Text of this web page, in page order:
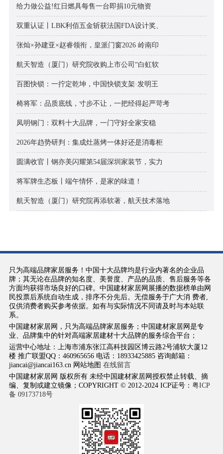
给力做公益!红日燃具每售一台即捐10元物资
双重认证丨LBK利佰五金斩获法国FDA设计奖、
张灿×孙建亚×赵睿领衔，皇派门窗2026 岭南印
航天智造（厦门）研究院收购上市公司“白虹软
百图快锁：一拧定乾坤，中国快锁支架·发明王
椅将军：品质底线，寸步不让，一把经得起严苛考
凤明钢门：双料十大品牌，一门守好全家安稳
2026年趋势研判：集成灶蒸烤一体好还是消毒柜
圆满收官丨钢亦美闪耀第54届深圳家装节，实力
将军牌生态板丨端午情怀，是家的味道！
航天智造（厦门）研究院再添软著，航天技术落地
只为高端品牌家居服务！中国十大品牌均是行业内著名的企业品
牌；其无论在品牌的知名度、美誉度、产品的品质、售后服务等各
方面均获得市场良好的口碑。中国建材家居网展播的数据榜单由网
民投票后系统自动生成，排序不分先后。无偿服务于广大消 费者,
仅供消费者购买参考依据。如有与实际情况不同请及时与本站联
系。
中国建材家居网，只为高端品牌家居服务；中国建材家居网是专
业、品牌集中的针对高端家居建材十大品牌的服务综合平台；
运营中心地址：上海市浦东张江高科技园区博云路2号浦软大厦12
楼 推广联盟QQ：460965656 电话：18933425885 咨询邮箱：
jiancai@jiancai163.cn 网站地图 在线留言
中国建材家居网 版权所有 未经中国建材家居网授权禁止转载、摘
编、复制或建立镜像；COPYRIGHT © 2012-2024 ICP证号： 粤ICP
备 09173718号